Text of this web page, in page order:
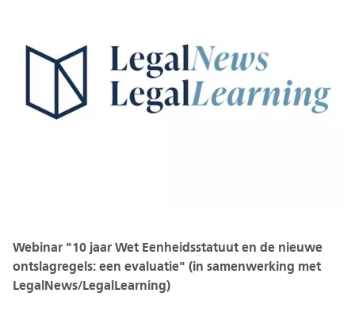
Webinar "10 jaar Wet Eenheidsstatuut en de nieuwe
ontslagregels: een evaluatie" (in samenwerking met
LegalNews/LegalLearning)